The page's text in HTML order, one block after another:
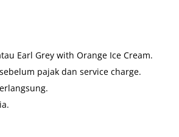
Earl Grey with Orange Ice Cream.
pajak dan service charge.